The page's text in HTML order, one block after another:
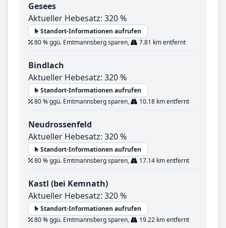
Gesees
Aktueller Hebesatz: 320 %
Standort-Informationen aufrufen
80 % ggü. Emtmannsberg sparen,
7.81 km entfernt
Bindlach
Aktueller Hebesatz: 320 %
Standort-Informationen aufrufen
80 % ggü. Emtmannsberg sparen,
10.18 km entfernt
Neudrossenfeld
Aktueller Hebesatz: 320 %
Standort-Informationen aufrufen
80 % ggü. Emtmannsberg sparen,
17.14 km entfernt
Kastl (bei Kemnath)
Aktueller Hebesatz: 320 %
Standort-Informationen aufrufen
80 % ggü. Emtmannsberg sparen,
19.22 km entfernt